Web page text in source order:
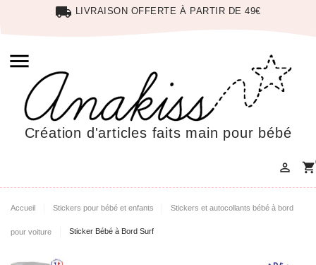
local_shipping LIVRAISON OFFERTE À PARTIR DE 49€

Création d'articles faits main pour bébé
 shopping_cart
Accueil Stickers pour bébé et enfants Stickers et autocollants bébé à bord
pour voiture Sticker Bébé à Bord Surf